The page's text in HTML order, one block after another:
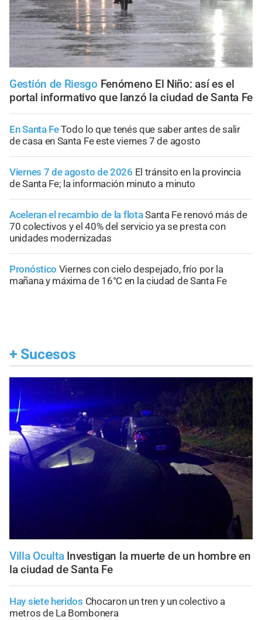
Gestión de Riesgo Fenómeno El Niño: así es el
portal informativo que lanzó la ciudad de Santa Fe
En Santa FeTodo lo que tenés que saber antes de salir
de casa en Santa Fe este viernes 7 de agosto
Viernes 7 de agosto de 2026 El tránsito en la provincia
de Santa Fe; la información minuto a minuto
Aceleran el recambio de la flotaSanta Fe renovó más de
70 colectivos y el 40% del servicio ya se presta con
unidades modernizadas
Pronóstico Viernes con cielo despejado, frío por la
mañana y máxima de 16°C en la ciudad de Santa Fe
+ Sucesos
Villa Oculta Investigan la muerte de un hombre en
la ciudad de Santa Fe
Hay siete heridos Chocaron un tren y un colectivo a
metros de La Bombonera